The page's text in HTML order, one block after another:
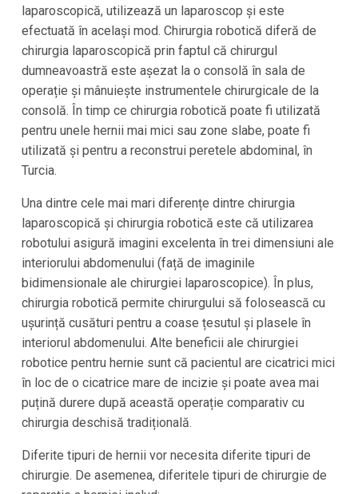
laparoscopică, utilizează un laparoscop și este
efectuată în același mod. Chirurgia robotică diferă de
chirurgia laparoscopică prin faptul că chirurgul
dumneavoastră este așezat la o consolă în sala de
operație și mânuiește instrumentele chirurgicale de la
consolă. În timp ce chirurgia robotică poate fi utilizată
pentru unele hernii mai mici sau zone slabe, poate fi
utilizată și pentru a reconstrui peretele abdominal, în
Turcia.
Una dintre cele mai mari diferențe dintre chirurgia
laparoscopică și chirurgia robotică este că utilizarea
robotului asigură imagini excelenta în trei dimensiuni ale
interiorului abdomenului (față de imaginile
bidimensionale ale chirurgiei laparoscopice). În plus,
chirurgia robotică permite chirurgului să folosească cu
ușurință cusături pentru a coase țesutul și plasele în
interiorul abdomenului. Alte beneficii ale chirurgiei
robotice pentru hernie sunt că pacientul are cicatrici mici
în loc de o cicatrice mare de incizie și poate avea mai
puțină durere după această operație comparativ cu
chirurgia deschisă tradițională.
Diferite tipuri de hernii vor necesita diferite tipuri de
chirurgie. De asemenea, diferitele tipuri de chirurgie de